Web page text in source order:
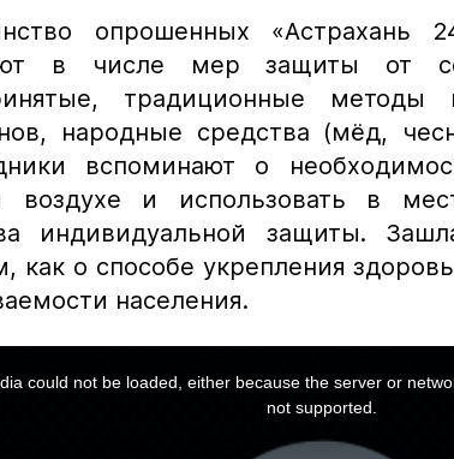
опрошенных «Астрахань
в числе мер защиты от
традиционные методы
народные средства (мёд,
вспоминают о
воздухе и использовать в
индивидуальной защиты.
как о способе укрепления
населения.
could not be loaded, either because the server or
not supported.